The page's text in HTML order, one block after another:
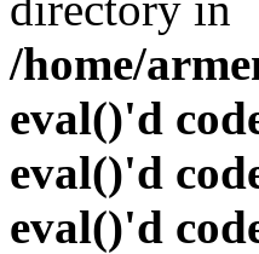
/home/
eval()'d
eval()'d
eval()'d